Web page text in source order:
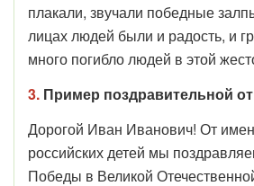
плакали, звучали победные
лицах людей были и радость, и
много погибло людей в этой
3. Пример поздравительной
Дорогой Иван Иванович! От
российских детей мы
Победы в Великой